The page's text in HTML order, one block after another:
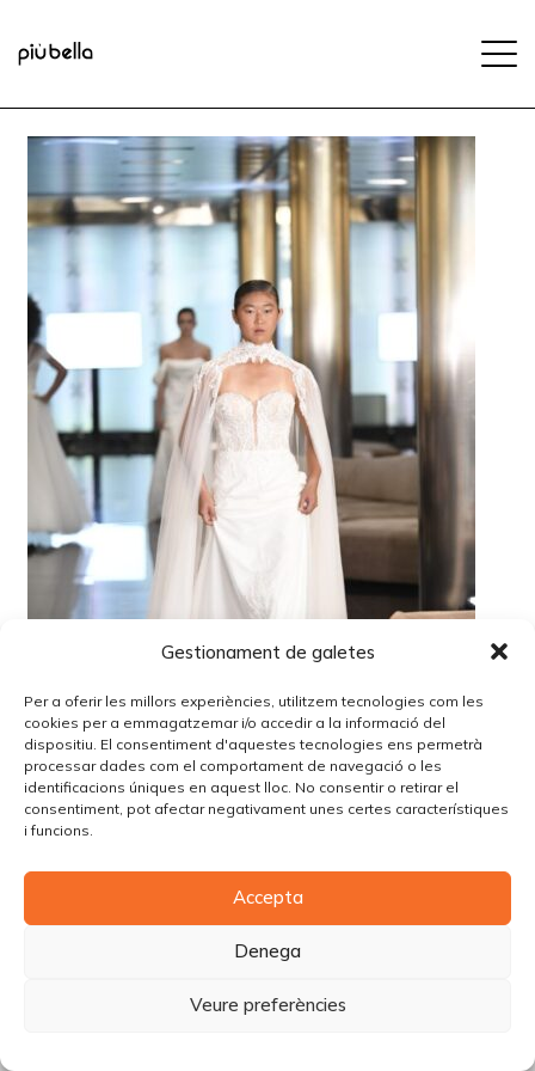
Gestionament de galetes
Per a oferir les millors experiències, utilitzem tecnologies com les
cookies per a emmagatzemar i/o accedir a la informació del
dispositiu. El consentiment d'aquestes tecnologies ens permetrà
processar dades com el comportament de navegació o les
identificacions úniques en aquest lloc. No consentir o retirar el
consentiment, pot afectar negativament unes certes característiques
i funcions.
Accepta
Denega
Veure preferències
© Copyright Piùbella Models Agency2026
Creative Corner Agency
Política de cookies